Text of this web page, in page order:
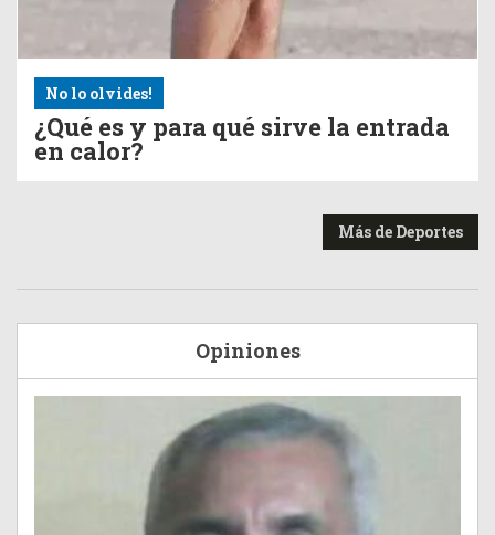
No lo olvides!
¿Qué es y para qué sirve la entrada
en calor?
Más de Deportes
Opiniones